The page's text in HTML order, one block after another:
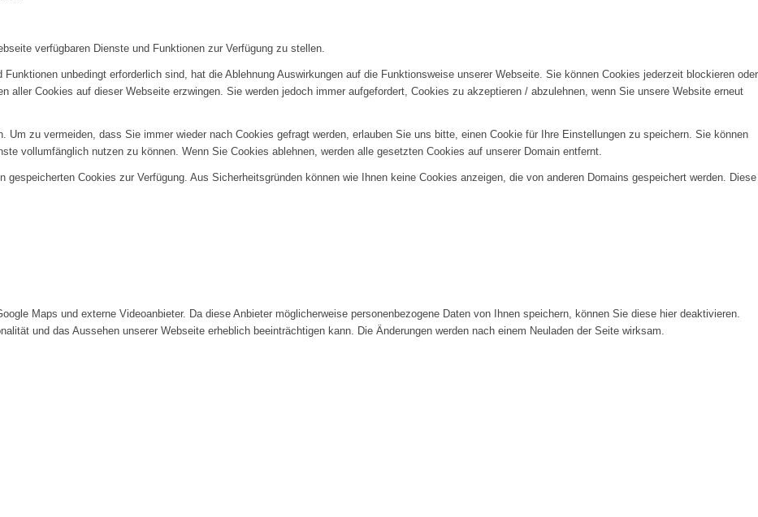
verfügbaren Dienste und Funktionen zur Verfügung zu stellen.
unbedingt erforderlich sind, hat die Ablehnung Auswirkungen auf die Funktionsweise unserer Webseite. Sie können Cookies jederzeit blockieren oder
aller Cookies auf dieser Webseite erzwingen. Sie werden jedoch immer aufgefordert, Cookies zu akzeptieren / abzulehnen, wenn Sie unsere Website erneut
zu vermeiden, dass Sie immer wieder nach Cookies gefragt werden, erlauben Sie uns bitte, einen Cookie für Ihre Einstellungen zu speichern. Sie können
vollumfänglich nutzen zu können. Wenn Sie Cookies ablehnen, werden alle gesetzten Cookies auf unserer Domain entfernt.
Cookies zur Verfügung. Aus Sicherheitsgründen können wie Ihnen keine Cookies anzeigen, die von anderen Domains gespeichert werden. Diese
Maps und externe Videoanbieter. Da diese Anbieter möglicherweise personenbezogene Daten von Ihnen speichern, können Sie diese hier deaktivieren.
und das Aussehen unserer Webseite erheblich beeinträchtigen kann. Die Änderungen werden nach einem Neuladen der Seite wirksam.